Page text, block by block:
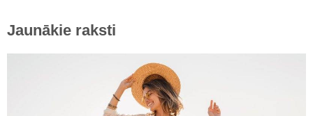
Jaunākie raksti